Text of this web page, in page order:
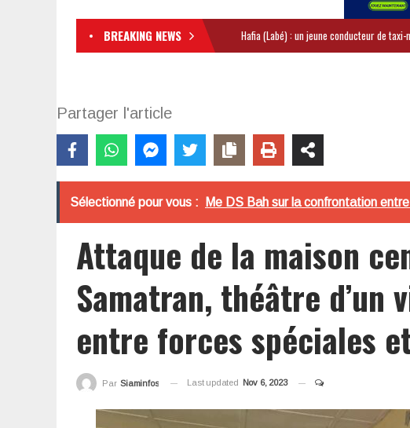
BREAKING NEWS Hafia (Labé) : un jeune conducteur de
Partager l'article
Sélectionné pour vous : Me DS Bah sur la confrontation
Attaque de la maison
Samatran, théâtre
entre forces spéciales
Par Siaminfos Last updated Nov 6, 2023